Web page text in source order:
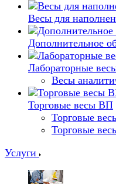
Весы для
Дополнительное
Лабораторные
Весы
Торговые весы ВП
Торговые
Торговые
Услуги